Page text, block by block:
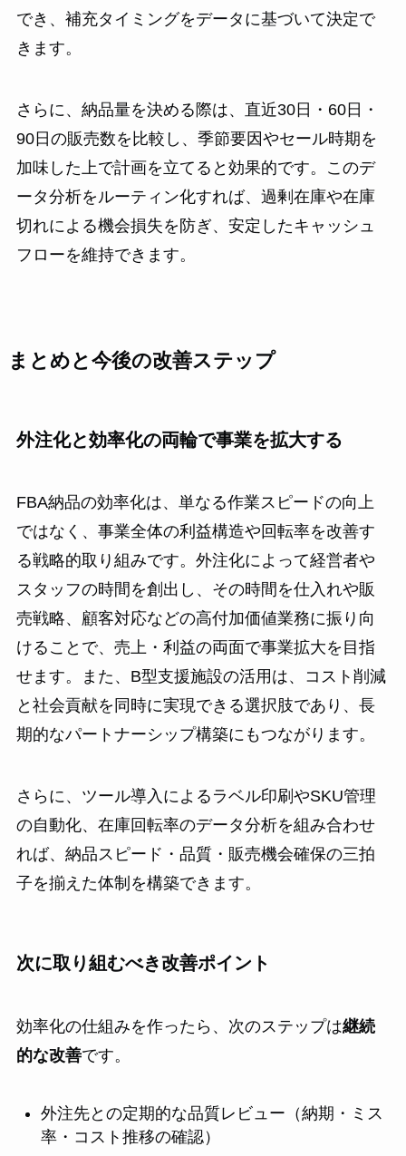
でき、補充タイミングをデータに基づいて決定で
きます。
さらに、納品量を決める際は、直近30日・60日・
90日の販売数を比較し、季節要因やセール時期を
加味した上で計画を立てると効果的です。このデ
ータ分析をルーティン化すれば、過剰在庫や在庫
切れによる機会損失を防ぎ、安定したキャッシュ
フローを維持できます。
まとめと今後の改善ステップ
外注化と効率化の両輪で事業を拡大する
FBA納品の効率化は、単なる作業スピードの向上
ではなく、事業全体の利益構造や回転率を改善す
る戦略的取り組みです。外注化によって経営者や
スタッフの時間を創出し、その時間を仕入れや販
売戦略、顧客対応などの高付加価値業務に振り向
けることで、売上・利益の両面で事業拡大を目指
せます。また、B型支援施設の活用は、コスト削減
と社会貢献を同時に実現できる選択肢であり、長
期的なパートナーシップ構築にもつながります。
さらに、ツール導入によるラベル印刷やSKU管理
の自動化、在庫回転率のデータ分析を組み合わせ
れば、納品スピード・品質・販売機会確保の三拍
子を揃えた体制を構築できます。
次に取り組むべき改善ポイント
効率化の仕組みを作ったら、次のステップは継続
的な改善です。
外注先との定期的な品質レビュー（納期・ミス
率・コスト推移の確認）